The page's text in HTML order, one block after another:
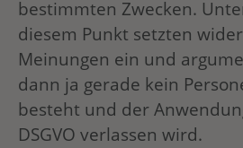
bestimmten Zwecken.
diesem Punkt setzten
Meinungen ein und
dann ja gerade kein
besteht und der
DSGVO verlassen wird.